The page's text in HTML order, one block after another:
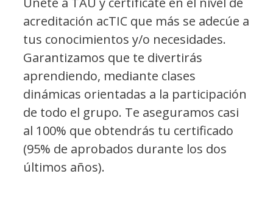
acreditación acTIC que más se adecúe a
tus conocimientos y/o necesidades.
Garantizamos que te divertirás
aprendiendo, mediante clases
dinámicas orientadas a la participación
de todo el grupo. Te aseguramos casi
al 100% que obtendrás tu certificado
(95% de aprobados durante los dos
últimos años).